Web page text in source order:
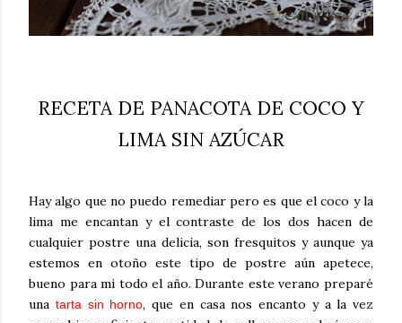
RECETA DE PANACOTA DE COCO Y
LIMA SIN AZÚCAR
Hay algo que no puedo remediar pero es que el coco y la
lima me encantan y el contraste de los dos hacen de
cualquier postre una delicia, son fresquitos y aunque ya
estemos en otoño este tipo de postre aún apetece,
bueno para mi todo el año. Durante este verano preparé
una tarta sin horno, que en casa nos encanto y a la vez